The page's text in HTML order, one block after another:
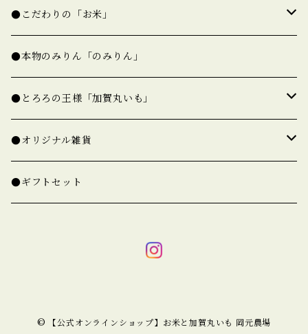
●こだわりの「お米」
★精白米（一覧）
★玄米（一覧）
○ゆめみづほ【新米予約】
精白米
○コシヒカリ【新米準備中】
●本物のみりん「のみりん」
●とろろの王様「加賀丸いも」
○加賀丸いも【完売】
○たねいも【完売】
●オリジナル雑貨
○米袋でできた「米袋バッグ」
●ギフトセット
© 【公式オンラインショップ】お米と加賀丸いも 岡元農場